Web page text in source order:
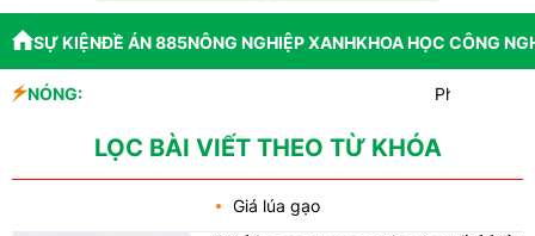
SỰ KIỆNĐỀ ÁN 885NÔNG NGHIỆP XANHKHOA HỌC CÔNG
NÓNG:
Phân Bón
Mùa xanh
LỌC BÀI VIẾT THEO TỪ KHÓA
Giá lúa gạo